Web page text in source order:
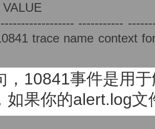
-----------
trace name context
，10841事件是用
如果你的alert.log